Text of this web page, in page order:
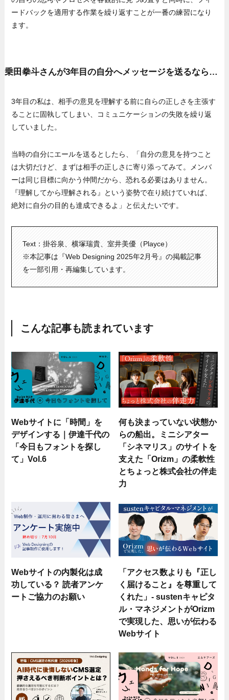
ードバックを適用する作業を繰り返すことが一番の練習になり
ます。
乗田拳斗さんが3年目の自分へメッセージを送るなら…
3年目の私は、相手の意見を理解する前に自らの正しさを主張す
ることに固執してしまい、コミュニケーションの失敗を繰り返
していました。
当時の自分にエールを送るとしたら、「自分の意見を持つこと
は大切だけど、まずは相手の正しさに寄り添ってみて。メンバ
ーは同じ目標に向かう仲間だから、恐れる必要はありません。
『理解してから理解される』という姿勢で在り続けていれば、
絶対に自分の目的も達成できるよ」と伝えたいです。
Text：掛谷泉、横塚瑞貴、室井美優（Playce）
※本記事は『Web Designing 2025年2月号』の掲載記事
を一部引用・再編集しています。
こんな記事も読まれています
Webサイトに「時間」を
デザインする｜伊達千代の
「今日もフォントを探し
て」Vol.6
何も決まっていない状態か
らの船出。ミニシアター
「シネマリス」のサイトを
支えた「Orizm」の柔軟性
とちょっと株式会社の伴走
力
Webサイトの内製化は成
功している？ 読者アンケ
ートご協力のお願い
「アクセス数よりも『正し
く届けること』を尊重して
くれた」- sustenキャピタ
ル・マネジメントがOrizm
で実現した、思いが伝わる
Webサイト